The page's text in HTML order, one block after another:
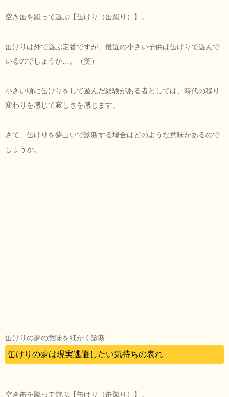
空き缶を蹴って遊ぶ【缶けり（缶蹴り）】。
缶けりは外で遊ぶ定番ですが、最近の小さい子供は缶けりで遊んで
いるのでしょうか…。（笑）
小さい頃に缶けりをして遊んだ経験がある者としては、時代の移り
変わりを感じて寂しさを感じます。
さて、缶けりを夢占いで診断する場合はどのような意味があるので
しょうか。
缶けりの夢の意味を細かく診断
缶けりの夢は現実逃避したい気持ちの表れ
空き缶を蹴って遊ぶ【缶けり（缶蹴り）】。